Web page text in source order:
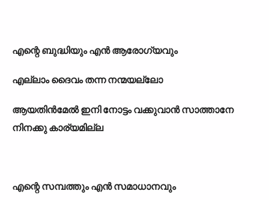
എന്റെ ബുദ്ധിയും എന്‍ ആരോഗ‍്യവും
എല്ലാം ദൈവം തന്ന നന്മയല്ലോ
ആയതിന്‍മേല്‍ ഇനി നോട്ടം വക്കുവാന്‍ സാത്താനേ
നിനക്കു കാര‍്യമില്ല
എന്റെ സമ്പത്തും എന്‍ സമാധാനവും